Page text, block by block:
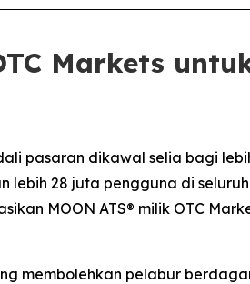
Markets
pasaran dikawal selia bagi
28 juta pengguna di
MOON ATS® milik OTC
membolehkan pelabur